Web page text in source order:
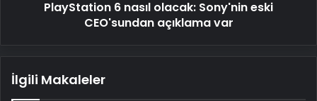
PlayStation 6 nasıl olacak: Sony'nin eski
CEO'sundan açıklama var
İlgili Makaleler